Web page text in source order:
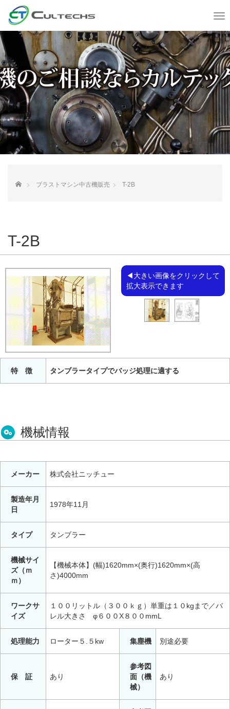
T
g
g
l
e
n
a
a
HOME ブラストマシン中古機販売 T-2B
T-2B
◀大きい画像をクリックして
拡大表示できます
特 徴 タンブラータイプでバッジ処理に適する
機械情報
メーカー 株式会社ニッチュー
製造年月
日
1978年11月
タイプ タンブラー
機械サイ
ズ（ｍ
ｍ）
【機械本体】(幅)1620mm×(奥行)1620mm×(高
さ)4000mm
ワークサ
イズ
１００リットル（３００ｋｇ）単重は１０kgまで／バ
レル大きさ φ６００X８００mmL
処理能力 ローター５.５kw 集塵機 別途必要
保 証 あり
参考図
面（機
械）
あり